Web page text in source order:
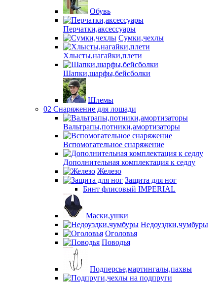
Обувь
Перчатки,аксессуары
Сумки,чехлы
Хлысты,нагайки,плети
Шапки,шарфы,бейсболки
Шлемы
02 Снаряжение для лошади
Вальтрапы,потники,амортизаторы
Вспомогательное снаряжение
Дополнительная комплектация к седлу
Железо
Защита для ног
Бинт флисовый IMPERIAL
Маски,ушки
Недоуздки,чумбуры
Оголовья
Поводья
Подперсье,мартингалы,пахвы